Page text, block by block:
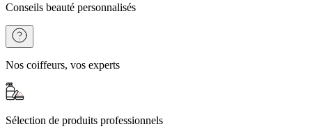
Conseils beauté personnalisés
Nos coiffeurs, vos experts
Sélection de produits professionnels